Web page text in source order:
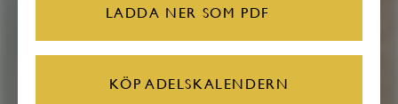
LADDA NER SOM PDF
KÖP ADELSKALENDERN